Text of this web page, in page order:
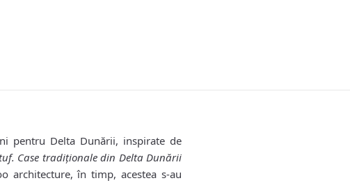
pentru Delta Dunării, inspirate de
Case tradiţionale din Delta Dunării
architecture, în timp, acestea s-au